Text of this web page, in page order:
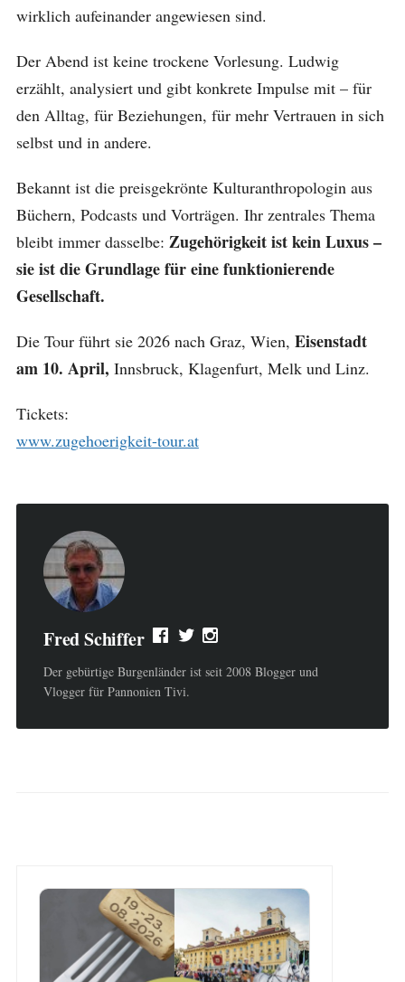
wirklich aufeinander angewiesen sind.
Der Abend ist keine trockene Vorlesung. Ludwig
erzählt, analysiert und gibt konkrete Impulse mit – für
den Alltag, für Beziehungen, für mehr Vertrauen in sich
selbst und in andere.
Bekannt ist die preisgekrönte Kulturanthropologin aus
Büchern, Podcasts und Vorträgen. Ihr zentrales Thema
bleibt immer dasselbe: Zugehörigkeit ist kein Luxus –
sie ist die Grundlage für eine funktionierende
Gesellschaft.
Die Tour führt sie 2026 nach Graz, Wien, Eisenstadt
am 10. April, Innsbruck, Klagenfurt, Melk und Linz.
Tickets:
www.zugehoerigkeit-tour.at
Fred Schiffer
Der gebürtige Burgenländer ist seit 2008 Blogger und
Vlogger für Pannonien Tivi.